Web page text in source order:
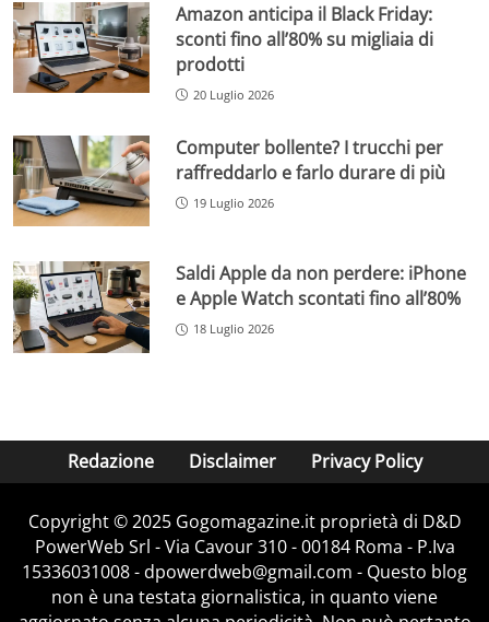
Amazon anticipa il Black Friday:
sconti fino all’80% su migliaia di
prodotti
20 Luglio 2026
Computer bollente? I trucchi per
raffreddarlo e farlo durare di più
19 Luglio 2026
Saldi Apple da non perdere: iPhone
e Apple Watch scontati fino all’80%
18 Luglio 2026
Redazione Disclaimer Privacy Policy
Copyright © 2025 Gogomagazine.it proprietà di D&D
PowerWeb Srl - Via Cavour 310 - 00184 Roma - P.Iva
15336031008 - dpowerdweb@gmail.com - Questo blog
non è una testata giornalistica, in quanto viene